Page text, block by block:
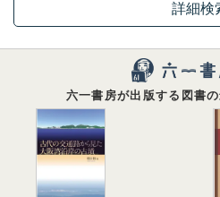
詳細検
六一書房が出版する図書